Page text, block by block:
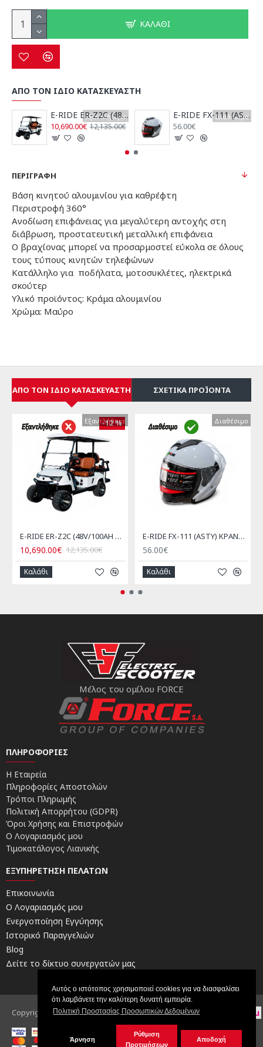
Αυτός ο ιστότοπος χρησιμοποιεί cookies για να διασφαλίσει
ότι λαμβάνετε την καλύτερη δυνατή εμπειρία.
Πολιτική Προστασίας Προσωπικών Δεδομένων
Άρνηση
Ρύθμιση
Προτιμήσεων
Αποδοχή
ΚΑΛΆΘΙ
ΑΠΟ ΤΟΝ ΙΔΙΟ ΚΑΤΑΣΚΕΥΑΣΤΗ
ΕξαντλήθηκεE-RIDE ER-Z2C (48V/100AH Λιθίου)
10,690.00€ 12,135.00€
Διαθέσιμο
E-RIDE FX-111 (ASTY) ΚΡΑΝΟΣ JET ΓΚΡΙ NARDO
56.00€
ΠΕΡΙΓΡΑΦΉ
Βάση κινητού αλουμινίου για καθρέφτη
Περιστροφή 360°
Ανοδίωση επιφάνειας για μεγαλύτερη αντοχής στη
διάβρωση, προστατευτική μεταλλική επιφάνεια
Ο βραχίονας μπορεί να προσαρμοστεί εύκολα σε όλους
τους τύπους κινητών τηλεφώνων
Κατάλληλο για ποδήλατα, μοτοσυκλέτες, ηλεκτρικά
σκούτερ
Υλικό προϊόντος: Κράμα αλουμινίου
Χρώμα: Μαύρο
ΑΠΌ ΤΟΝ ΊΔΙΟ ΚΑΤΑΣΚΕΥΑΣΤΉ ΣΧΕΤΙΚΆ ΠΡΟΪΌΝΤΑ
Εξαντλήθηκε
Εξαντλήθηκε
-12 %
E-RIDE ER-Z2C (48V/100AH Λιθίου)
10,690.00€ 12,135.00€
Καλάθι
Διαθέσιμο
Διαθέσιμο
E-RIDE FX-111 (ASTY) ΚΡΑΝΟΣ JET ΓΚΡΙ NARDO
56.00€
Καλάθι
Μέλος του ομίλου FORCE
ΠΛΗΡΟΦΟΡΊΕΣ
Η Εταιρεία
Πληροφορίες Αποστολών
Τρόποι Πληρωμής
Πολιτική Απορρήτου (GDPR)
Όροι Χρήσης και Επιστροφών
Ο Λογαριασμός μου
Τιμοκατάλογος Λιανικής
ΕΞΥΠΗΡΈΤΗΣΗ ΠΕΛΑΤΏΝ
Επικοινωνία
Ο Λογαριασμός μου
Ενεργοποίηση Εγγύησης
Ιστορικό Παραγγελιών
Blog
Δείτε το δίκτυο συνεργατών μας
Copyright © 2026, Electric Scooters by FORCE | Powered by digital4u